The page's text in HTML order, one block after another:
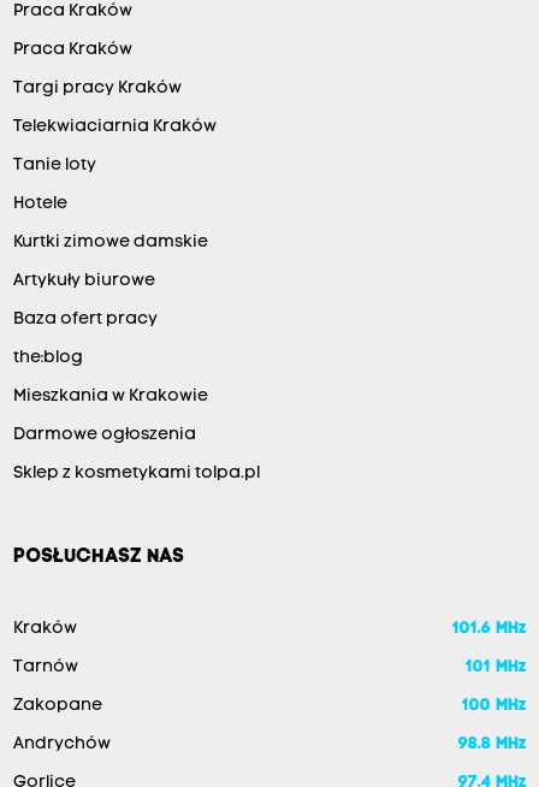
Praca Kraków
Praca Kraków
Targi pracy Kraków
Telekwiaciarnia Kraków
Tanie loty
Hotele
Kurtki zimowe damskie
Artykuły biurowe
Baza ofert pracy
the:blog
Mieszkania w Krakowie
Darmowe ogłoszenia
Sklep z kosmetykami tolpa.pl
POSŁUCHASZ NAS
Kraków 101.6 MHz
Tarnów 101 MHz
Zakopane 100 MHz
Andrychów 98.8 MHz
Gorlice 97.4 MHz